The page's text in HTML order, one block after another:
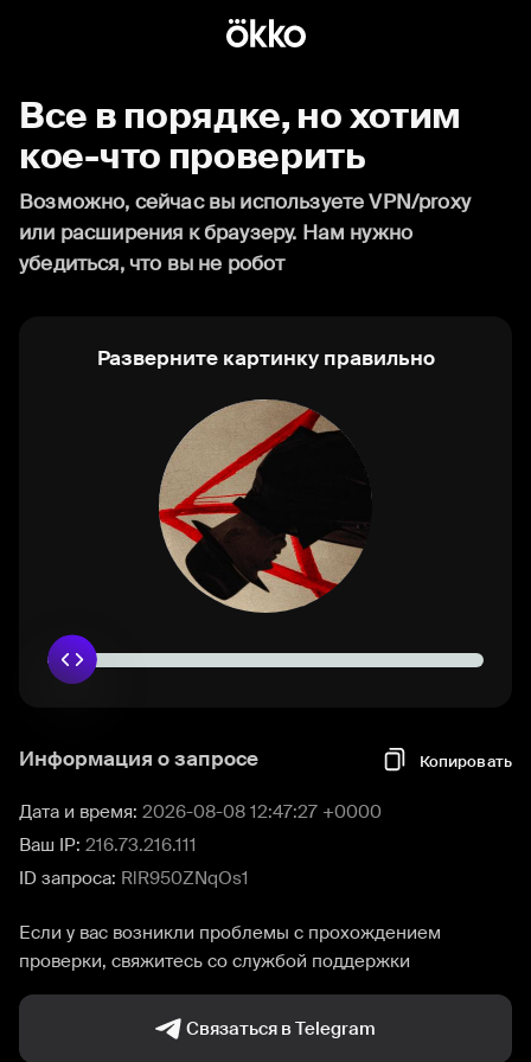
Все в порядке, но хотим
кое-что проверить
Возможно, сейчас вы используете VPN/proxy
или расширения к браузеру. Нам нужно
убедиться, что вы не робот
Разверните картинку правильно
Информация о запросе Копировать
Дата и время: 2026-08-08 12:47:27 +0000
Ваш IP: 216.73.216.111
ID запроса: RlR950ZNqOs1
Если у вас возникли проблемы с прохождением
проверки, свяжитесь со службой поддержки
Связаться в Telegram